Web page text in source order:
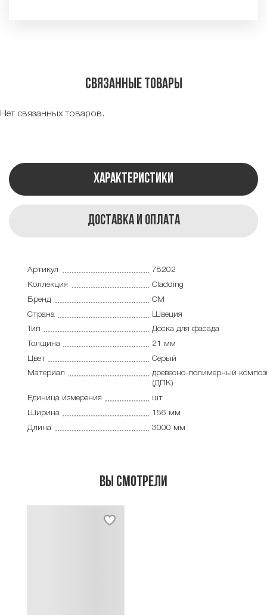
Связанные товары
Нет связанных товаров.
Характеристики
Доставка и оплата
Артикул
78202
Коллекция
Cladding
Бренд
CM
Страна
Швеция
Тип
Доска для фасада
Толщина
21 мм
Цвет
Серый
Материал
древесно-полимерный
(ДПК)
Единица измерения
шт
Ширина
156 мм
Длина
3000 мм
Вы смотрели